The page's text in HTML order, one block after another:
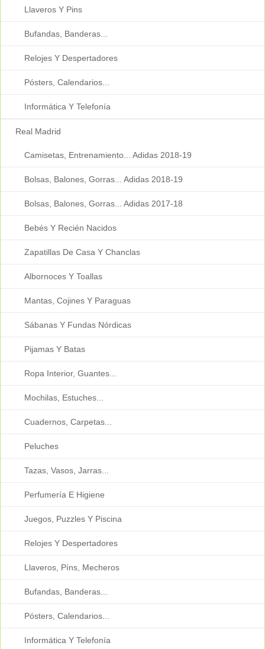
Llaveros Y Pins
Bufandas, Banderas...
Relojes Y Despertadores
Pósters, Calendarios...
Informática Y Telefonía
Real Madrid
Camisetas, Entrenamiento... Adidas 2018-19
Bolsas, Balones, Gorras... Adidas 2018-19
Bolsas, Balones, Gorras... Adidas 2017-18
Bebés Y Recién Nacidos
Zapatillas De Casa Y Chanclas
Albornoces Y Toallas
Mantas, Cojines Y Paraguas
Sábanas Y Fundas Nórdicas
Pijamas Y Batas
Ropa Interior, Guantes...
Mochilas, Estuches...
Cuadernos, Carpetas...
Peluches
Tazas, Vasos, Jarras...
Perfumería E Higiene
Juegos, Puzzles Y Piscina
Relojes Y Despertadores
Llaveros, Píns, Mecheros
Bufandas, Banderas...
Pósters, Calendarios...
Informática Y Telefonía